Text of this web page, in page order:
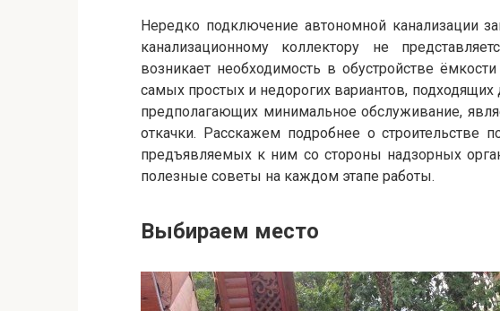
Нередко подключение автономной канализации
канализационному коллектору не
возникает необходимость в обустройстве
самых простых и недорогих вариантов, подходящих
предполагающих минимальное обслуживание,
откачки. Расскажем подробнее о строительстве
предъявляемых к ним со стороны надзорных
полезные советы на каждом этапе работы.
Выбираем место